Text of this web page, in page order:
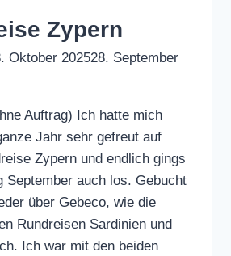
Zypern
Oktober 202528. September
Auftrag) Ich hatte mich
Jahr sehr gefreut auf
Zypern und endlich gings
September auch los. Gebucht
über Gebeco, wie die
Rundreisen Sardinien und
Ich war mit den beiden